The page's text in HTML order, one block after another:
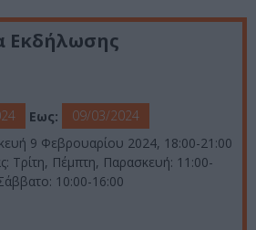
Εκδήλωσης
Εως:
09/03/2024
9 Φεβρουαρίου 2024, 18:00-21:00
Τρίτη, Πέμπτη, Παρασκευή: 11:00-
10:00-16:00